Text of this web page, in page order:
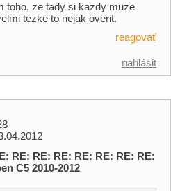
toho, ze tady si kazdy muze
tezke to nejak overit.
reagovať
nahlásit
RE: RE: RE: RE: RE: RE: RE:
C5 2010-2012